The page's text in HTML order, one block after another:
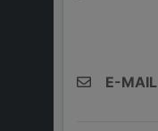
E-MAIL